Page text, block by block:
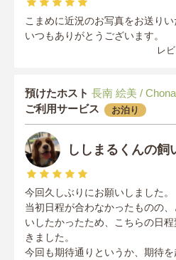
こまめに近況のお写真をお送りい
いつもありがとうございます。
レ
預けたホスト 長南 絵美 /
ご利用サービス
お泊り
ししまるくんの飼
今回久しぶりにお願いしました。
当初日程が合わなかったものの
いしたかったため、こちらの日
きました。
今回も期待通りというか、期待